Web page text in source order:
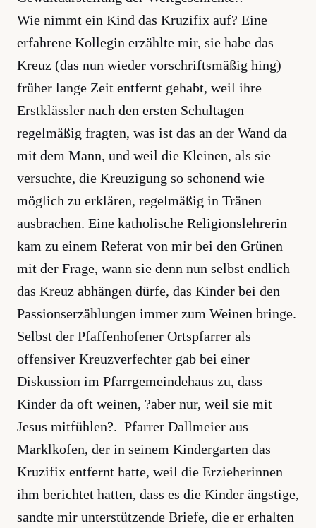
Wie nimmt ein Kind das Kruzifix auf? Eine
erfahrene Kollegin erzählte mir, sie habe das
Kreuz (das nun wieder vorschriftsmäßig hing)
früher lange Zeit entfernt gehabt, weil ihre
Erstklässler nach den ersten Schultagen
regelmäßig fragten, was ist das an der Wand da
mit dem Mann, und weil die Kleinen, als sie
versuchte, die Kreuzigung so schonend wie
möglich zu erklären, regelmäßig in Tränen
ausbrachen. Eine katholische Religionslehrerin
kam zu einem Referat von mir bei den Grünen
mit der Frage, wann sie denn nun selbst endlich
das Kreuz abhängen dürfe, das Kinder bei den
Passionserzählungen immer zum Weinen bringe.
Selbst der Pfaffenhofener Ortspfarrer als
offensiver Kreuzverfechter gab bei einer
Diskussion im Pfarrgemeindehaus zu, dass
Kinder da oft weinen, ?aber nur, weil sie mit
Jesus mitfühlen?. Pfarrer Dallmeier aus
Marklkofen, der in seinem Kindergarten das
Kruzifix entfernt hatte, weil die Erzieherinnen
ihm berichtet hatten, dass es die Kinder ängstige,
sandte mir unterstützende Briefe, die er erhalten